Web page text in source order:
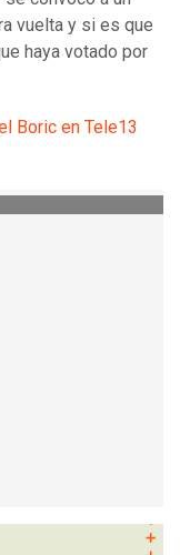
vuelta y si es que
haya votado por
Boric en Tele13